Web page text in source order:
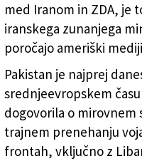
med Iranom in ZDA, je
iranskega zunanjega
poročajo ameriški
Pakistan je najprej
srednjeevropskem
dogovorila o
trajnem prenehanju
frontah, vključno z